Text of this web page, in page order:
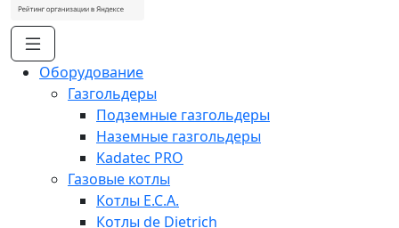
Оборудование
Газгольдеры
Подземные газгольдеры
Наземные газгольдеры
Kadatec PRO
Газовые котлы
Котлы E.C.A.
Котлы de Dietrich